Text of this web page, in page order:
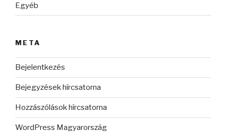
Egyéb
META
Bejelentkezés
Bejegyzések hírcsatorna
Hozzászólások hírcsatorna
WordPress Magyarország